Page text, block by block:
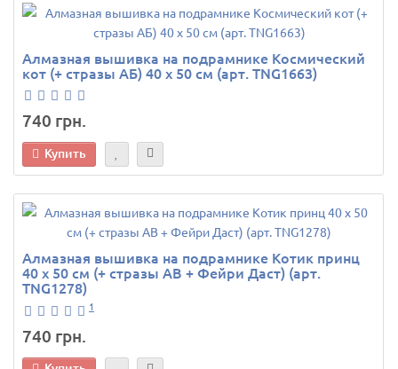
Алмазная вышивка на подрамнике Космический
кот (+ стразы АБ) 40 х 50 см (арт. TNG1663)
740 грн.
Купить
Алмазная вышивка на подрамнике Котик принц
40 х 50 см (+ стразы AB + Фейри Даст) (арт.
TNG1278)
1
740 грн.